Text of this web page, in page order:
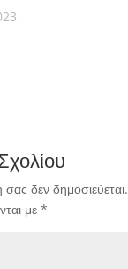
δεν δημοσιεύεται.
με *